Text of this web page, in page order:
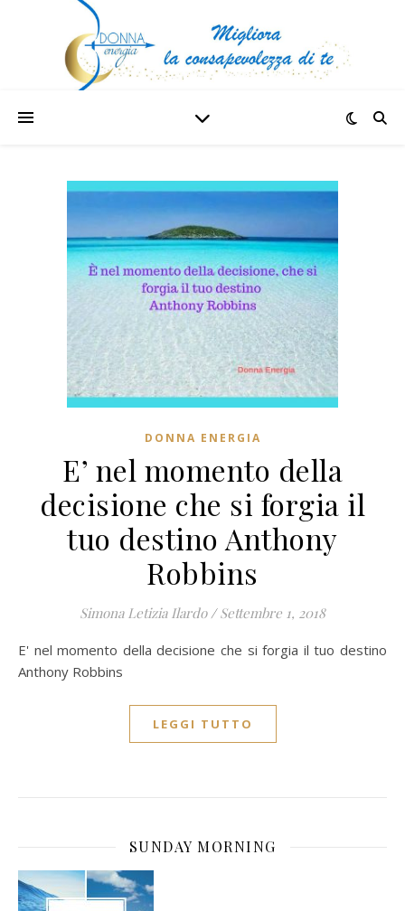
DONNA ENERGIA
E’ nel momento della
decisione che si forgia il
tuo destino Anthony
Robbins
Simona Letizia Ilardo / Settembre 1, 2018
E' nel momento della decisione che si forgia il tuo destino
Anthony Robbins
LEGGI TUTTO
SUNDAY MORNING